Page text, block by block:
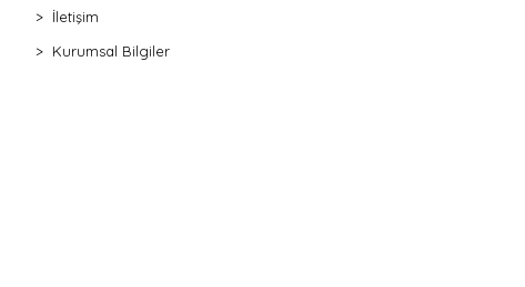
İletişim
Kurumsal Bilgiler